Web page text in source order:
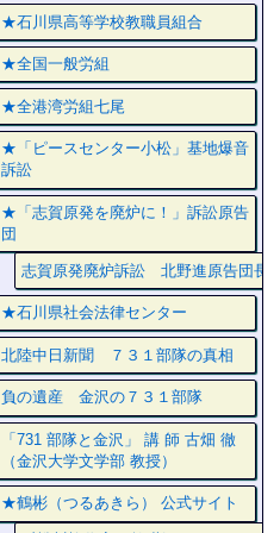
★石川県高等学校教職員組合
★全国一般労組
★全港湾労組七尾
★「ピースセンター小松」基地爆音
訴訟
★「志賀原発を廃炉に！」訴訟原告
団
志賀原発廃炉訴訟 北野進原告団長
★石川県社会法律センター
北陸中日新聞 ７３１部隊の真相
負の遺産 金沢の７３１部隊
「731 部隊と金沢」 講 師 古畑 徹
（金沢大学文学部 教授）
★鶴彬（つるあきら） 公式サイト